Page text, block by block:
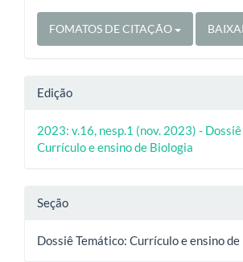
FOMATOS DE CITAÇÃO
Edição
2023: v.16, nesp.1 (nov. 2023) -
Currículo e ensino de Biologia
Seção
Dossiê Temático: Currículo e ensino